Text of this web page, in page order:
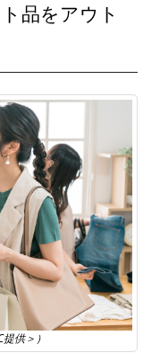
品をアウト
供＞）